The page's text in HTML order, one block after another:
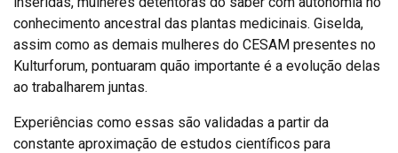
conhecimento ancestral das plantas medicinais. Giselda,
assim como as demais mulheres do CESAM presentes no
Kulturforum, pontuaram quão importante é a evolução delas
ao trabalharem juntas.
Experiências como essas são validadas a partir da
constante aproximação de estudos científicos para